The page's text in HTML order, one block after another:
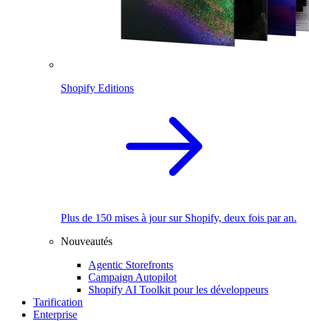
Shopify Editions
Plus de 150 mises à jour sur Shopify, deux fois par an.
Nouveautés
Agentic Storefronts
Campaign Autopilot
Shopify AI Toolkit pour les développeurs
Tarification
Enterprise